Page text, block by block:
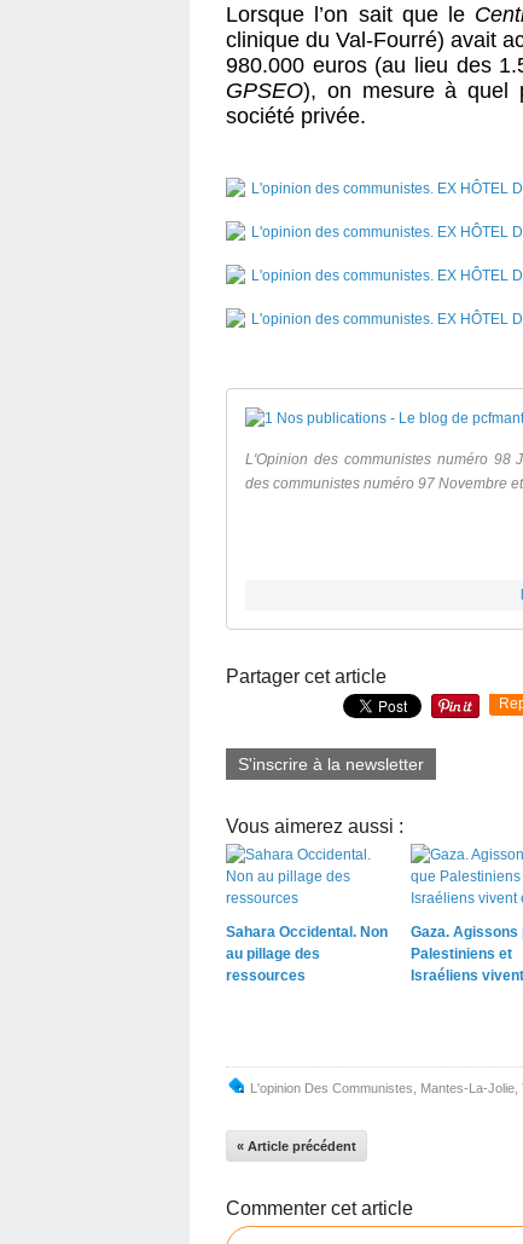
Lorsque l’on sait que le
clinique du Val-Fourré) avait
980.000 euros (au lieu des
GPSEO), on mesure à quel
société privée.
L'Opinion des communistes numéro 98
des communistes numéro 97 Novembre
Partager cet article
S'inscrire à la newsletter
Vous aimerez aussi :
Sahara Occidental. Non
au pillage des
ressources
Gaza. Agissons
Palestiniens et
Israéliens
L'opinion Des Communistes Mantes-La-Jolie
« Article précédent
Commenter cet article